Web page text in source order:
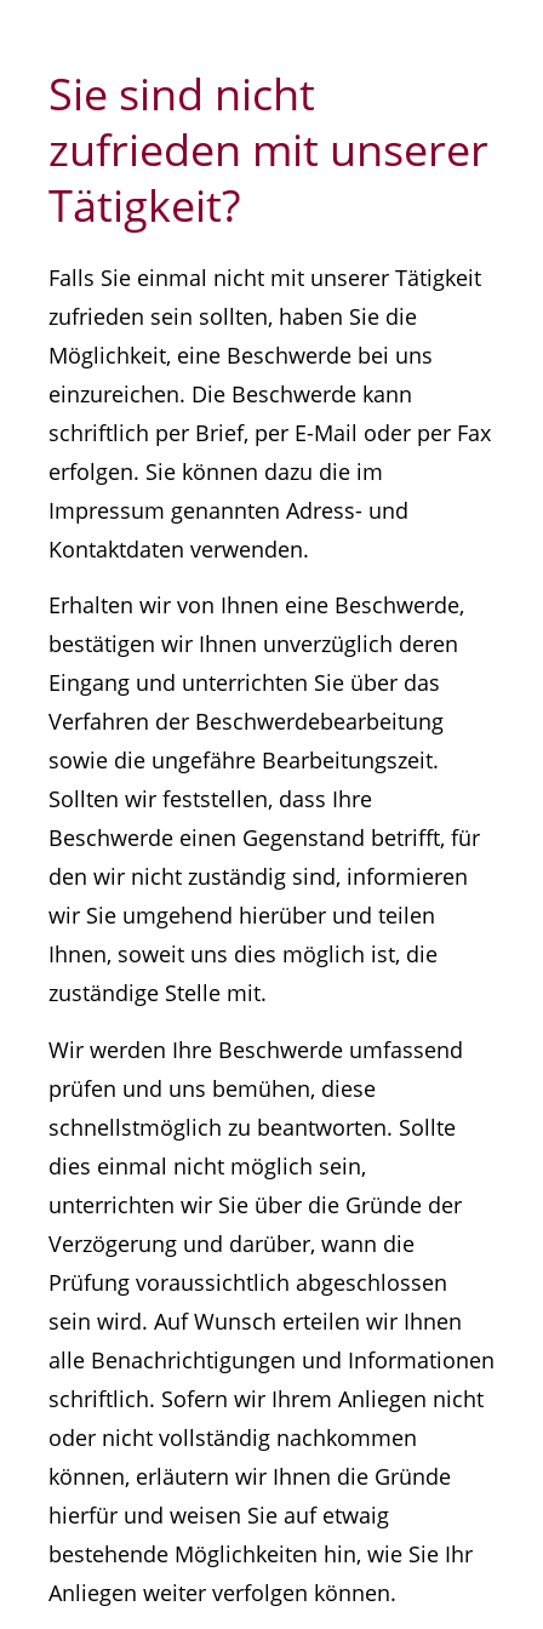
Sie sind nicht
zufrieden mit unserer
Tätigkeit?
Falls Sie einmal nicht mit unserer Tätigkeit
zufrieden sein sollten, haben Sie die
Möglichkeit, eine Beschwerde bei uns
einzureichen. Die Beschwerde kann
schriftlich per Brief, per E-Mail oder per Fax
erfolgen. Sie können dazu die im
Impressum genannten Adress- und
Kontaktdaten verwenden.
Erhalten wir von Ihnen eine Beschwerde,
bestätigen wir Ihnen unverzüglich deren
Eingang und unterrichten Sie über das
Verfahren der Beschwerdebearbeitung
sowie die ungefähre Bearbeitungszeit.
Sollten wir feststellen, dass Ihre
Beschwerde einen Gegenstand betrifft, für
den wir nicht zuständig sind, informieren
wir Sie umgehend hierüber und teilen
Ihnen, soweit uns dies möglich ist, die
zuständige Stelle mit.
Wir werden Ihre Beschwerde umfassend
prüfen und uns bemühen, diese
schnellstmöglich zu beantworten. Sollte
dies einmal nicht möglich sein,
unterrichten wir Sie über die Gründe der
Verzögerung und darüber, wann die
Prüfung voraussichtlich abgeschlossen
sein wird. Auf Wunsch erteilen wir Ihnen
alle Benachrichtigungen und Informationen
schriftlich. Sofern wir Ihrem Anliegen nicht
oder nicht vollständig nachkommen
können, erläutern wir Ihnen die Gründe
hierfür und weisen Sie auf etwaig
bestehende Möglichkeiten hin, wie Sie Ihr
Anliegen weiter verfolgen können.